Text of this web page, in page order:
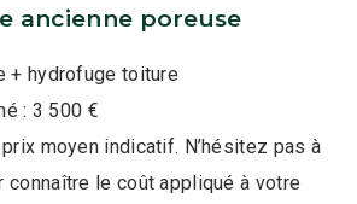
ancienne poreuse
+ hydrofuge toiture
: 3 500 €
moyen indicatif. N’hésitez pas à
connaître le coût appliqué à votre